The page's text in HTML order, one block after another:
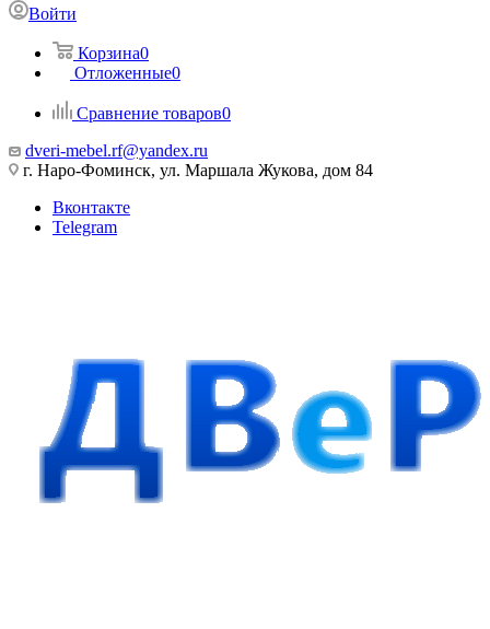
Войти
Корзина0
Отложенные0
Сравнение товаров0
dveri-mebel.rf@yandex.ru
г. Наро-Фоминск, ул. Маршала Жукова, дом 84
Вконтакте
Telegram